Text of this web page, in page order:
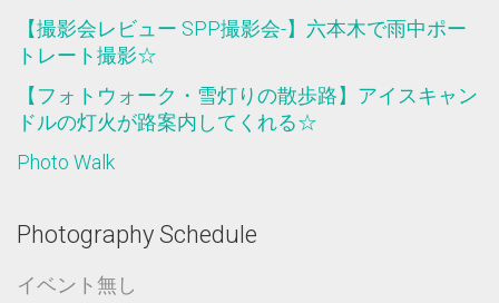
【撮影会レビュー SPP撮影会-】六本木で雨中ポー
トレート撮影☆
【フォトウォーク・雪灯りの散歩路】アイスキャン
ドルの灯火が路案内してくれる☆
Photo Walk
Photography Schedule
イベント無し